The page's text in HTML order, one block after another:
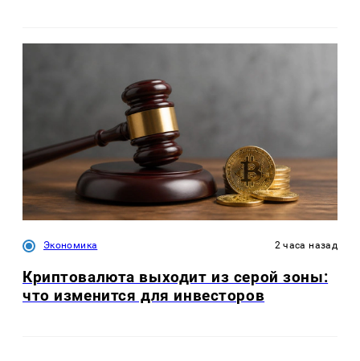
Экономика 2 часа назад
Криптовалюта выходит из серой зоны:
что изменится для инвесторов